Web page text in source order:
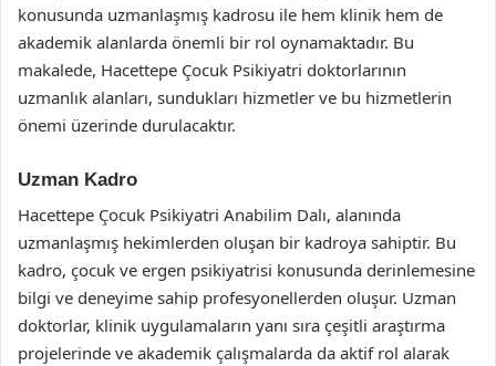
konusunda uzmanlaşmış kadrosu ile hem klinik hem de
akademik alanlarda önemli bir rol oynamaktadır. Bu
makalede, Hacettepe Çocuk Psikiyatri doktorlarının
uzmanlık alanları, sundukları hizmetler ve bu hizmetlerin
önemi üzerinde durulacaktır.
Uzman Kadro
Hacettepe Çocuk Psikiyatri Anabilim Dalı, alanında
uzmanlaşmış hekimlerden oluşan bir kadroya sahiptir. Bu
kadro, çocuk ve ergen psikiyatrisi konusunda derinlemesine
bilgi ve deneyime sahip profesyonellerden oluşur. Uzman
doktorlar, klinik uygulamaların yanı sıra çeşitli araştırma
projelerinde ve akademik çalışmalarda da aktif rol alarak